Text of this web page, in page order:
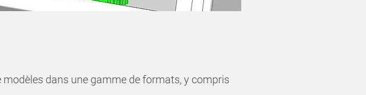
dans une gamme de formats, y compris